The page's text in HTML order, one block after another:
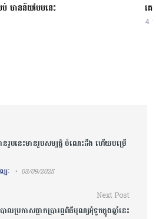
ាំអ្វីដែលអ្នកបានរៀននោះបានល្អ
នរូបនេះមានរូបសម្បត្តិ ចំណេះដឹង ហើយបម្រើ
បៈ 03/09/2025
Next Post
លប្រកាសផ្អាកប្រារព្ធពិធីបុណ្យអុំទូកក្នុងឆ្នាំនេះ